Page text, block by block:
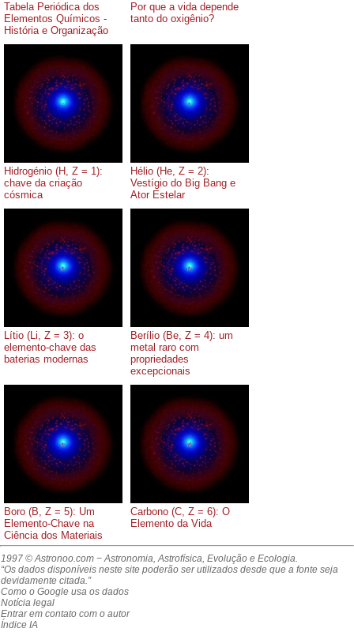
Tabela Periódica dos
Elementos Químicos -
História e Organização
Por que a vida depende
tanto do oxigênio?
Hidrogénio (H, Z = 1):
chave da criação
cósmica
Hélio (He, Z = 2):
Vestígio do Big Bang e
Ator Estelar
Lítio (Li, Z = 3): o
elemento-chave das
baterias modernas
Berílio (Be, Z = 4): um
metal raro com
propriedades
excepcionais
Boro (B, Z = 5): Um
Elemento-Chave na
Ciência dos Materiais
Carbono (C, Z = 6): O
Elemento da Vida
1997 © Astronoo.com − Astronomia, Astrofísica, Evolução e Ecologia.
“Os dados disponíveis neste site poderão ser utilizados desde que a fonte seja
devidamente citada.”
Como o Google usa os dados
Notícia legal
Entrar em contato com o autor
Índice IA